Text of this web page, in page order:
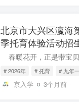
北京市大兴区瀛海
季托育体验活动招
# 2026年 # 托育 # 九年
京入学 3个月前